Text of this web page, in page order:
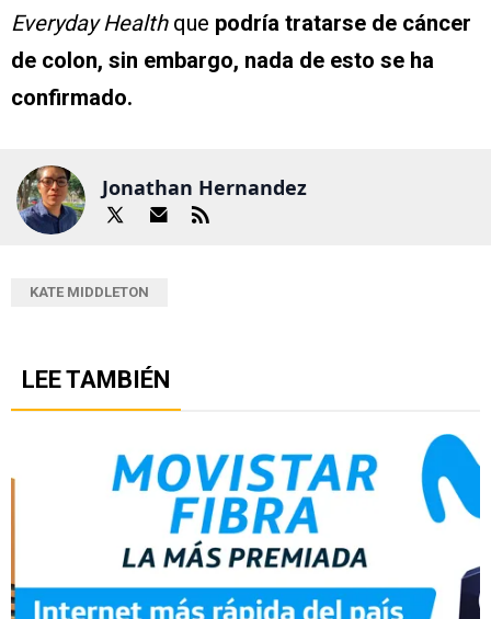
Everyday Healthque podría tratarse de cáncer
de colon, sin embargo, nada de esto se ha
confirmado.
Jonathan Hernandez
KATE MIDDLETON
LEE TAMBIÉN